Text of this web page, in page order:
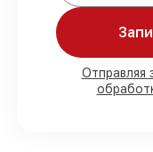
работ
90%
имеются в
Отправляя